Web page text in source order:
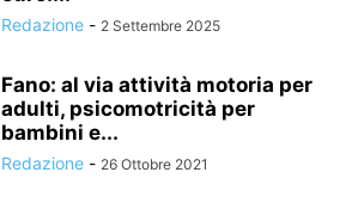
Redazione - 2 Settembre 2025
Fano: al via attività motoria per
adulti, psicomotricità per
bambini e...
Redazione - 26 Ottobre 2021